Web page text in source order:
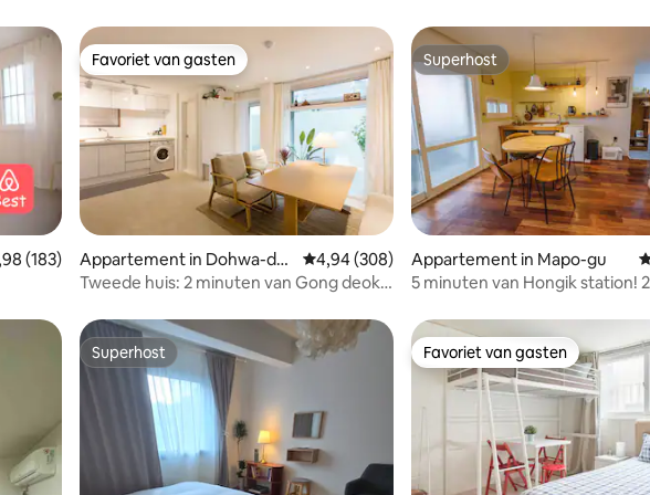
beoordeling van 4,98 uit 5, 183 recensies
(183)
Favoriet van gasten
Favoriet van gasten
Appartement in Dohwa-do
ng, Mapo-gu
Gemiddelde beoordeling van 4,94 uit 5, 308
4,94 (308)
Tweede huis: 2 minuten van Gong deok
Superhost
Superhost
Appartement in Mapo-gu
5 minuten van Hongik station!
Superhost
Superhost Favoriet van gasten
Favoriet van gasten